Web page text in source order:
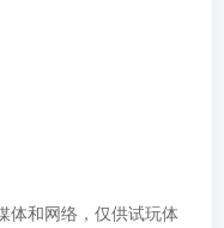
体和网络，仅供试玩体